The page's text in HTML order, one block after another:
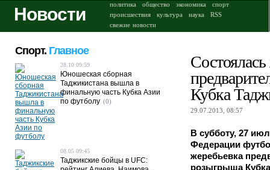
Новости политика общество экономика
спорт
происшествия
культура наука
RSS
свежие новости
Кубка
29.07.2013, 08:57
В субботу, 27
Федерации
жеребьевка
розыгрыша
Спорт. Главное
28.10 09:59
Юношеская сборная
Таджикистана вышла в
финальную часть Кубка Азии
по футболу (0)
08.05 09:45
Таджикские бойцы в UFC: